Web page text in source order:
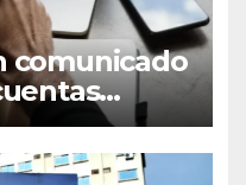
comunicado
de
del Plata